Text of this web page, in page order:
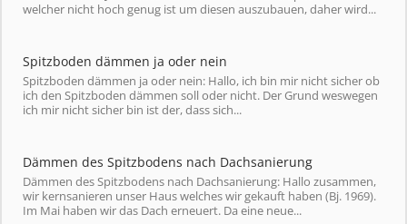
welcher nicht hoch genug ist um diesen auszubauen, daher wird...
Spitzboden dämmen ja oder nein
Spitzboden dämmen ja oder nein: Hallo, ich bin mir nicht sicher ob
ich den Spitzboden dämmen soll oder nicht. Der Grund weswegen
ich mir nicht sicher bin ist der, dass sich...
Dämmen des Spitzbodens nach Dachsanierung
Dämmen des Spitzbodens nach Dachsanierung: Hallo zusammen,
wir kernsanieren unser Haus welches wir gekauft haben (Bj. 1969).
Im Mai haben wir das Dach erneuert. Da eine neue...